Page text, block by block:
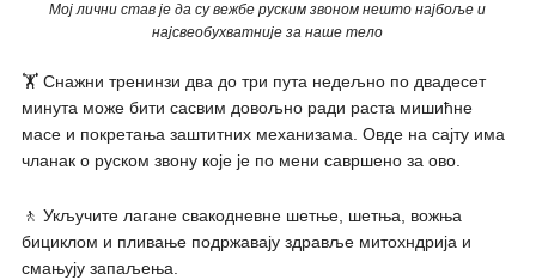
Мој лични став је да су вежбе руским звоном нешто најбоље и
најсвеобухватније за наше тело
🏋️ Снажни тренинзи два до три пута недељно по двадесет
минута може бити сасвим довољно ради раста мишићне
масе и покретања заштитних механизама. Овде на сајту има
чланак о руском звону које је по мени савршено за ово.
🚶 Укључите лагане свакодневне шетње, шетња, вожња
бициклом и пливање подржавају здравље митохндрија и
смањују запаљења.